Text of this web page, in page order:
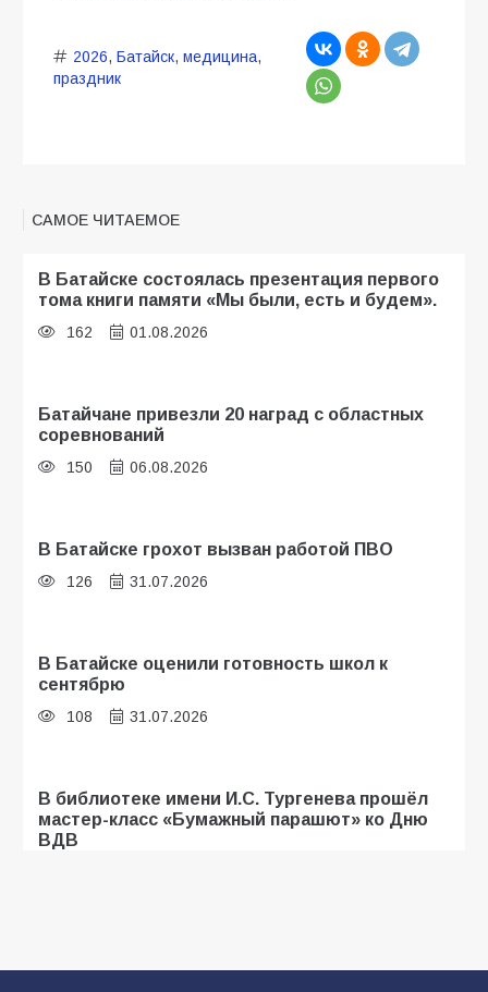
2026, Батайск, медицина,
праздник
САМОЕ ЧИТАЕМОЕ
В Батайске состоялась презентация первого
тома книги памяти «Мы были, есть и будем».
162 01.08.2026
Батайчане привезли 20 наград с областных
соревнований
150 06.08.2026
В Батайске грохот вызван работой ПВО
126 31.07.2026
В Батайске оценили готовность школ к
сентябрю
108 31.07.2026
В библиотеке имени И.С. Тургенева прошёл
мастер-класс «Бумажный парашют» ко Дню
ВДВ
образовательного кластера